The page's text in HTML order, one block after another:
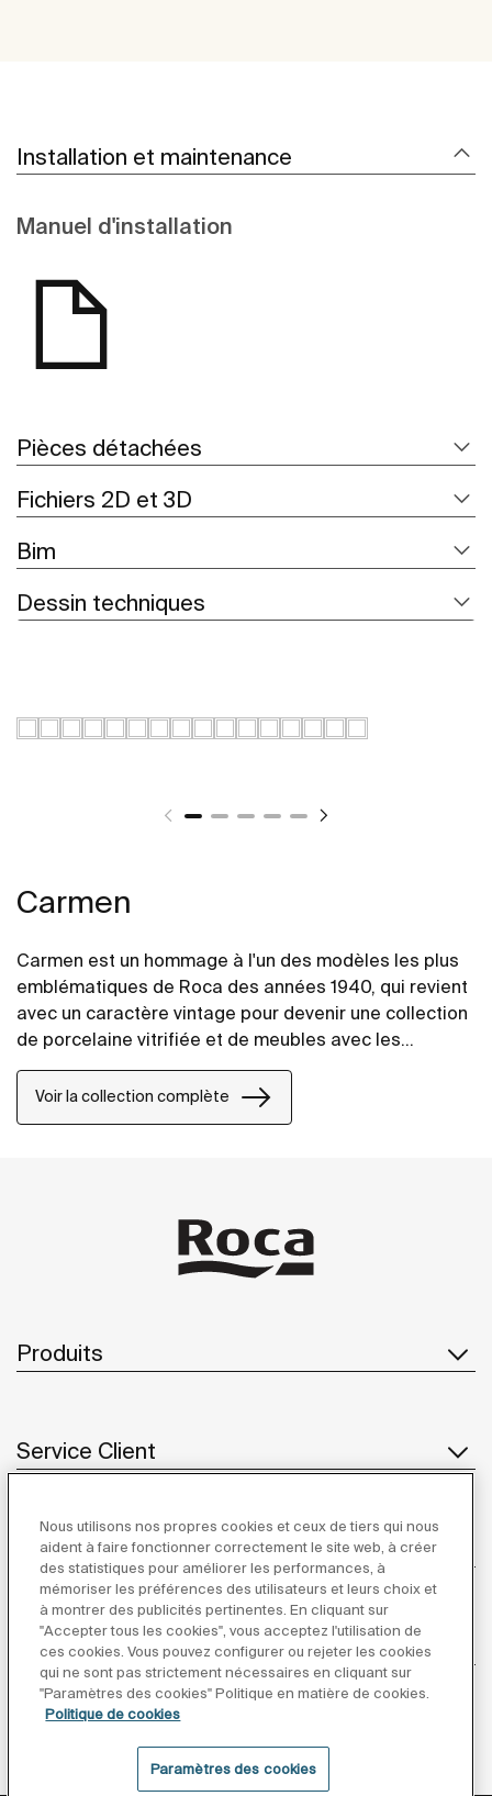
Installation et maintenance
Manuel d'installation
Pièces détachées
Fichiers 2D et 3D
Bim
Dessin techniques
Carmen
Carmen est un hommage à l'un des modèles les plus
emblématiques de Roca des années 1940, qui revient
avec un caractère vintage pour devenir une collection
de porcelaine vitrifiée et de meubles avec les
dernières innovations dans la conception d'espaces
de salle de bains.
Voir la collection complète
Produits
Service Client
À propos de Roca
Inspiration
Suivez-nous
Nous utilisons nos propres cookies et ceux de tiers qui nous
aident à faire fonctionner correctement le site web, à créer
des statistiques pour améliorer les performances, à
mémoriser les préférences des utilisateurs et leurs choix et
à montrer des publicités pertinentes. En cliquant sur
"Accepter tous les cookies", vous acceptez l'utilisation de
ces cookies. Vous pouvez configurer ou rejeter les cookies
qui ne sont pas strictement nécessaires en cliquant sur
"Paramètres des cookies" Politique en matière de cookies.
Politique de cookies
Paramètres des cookies